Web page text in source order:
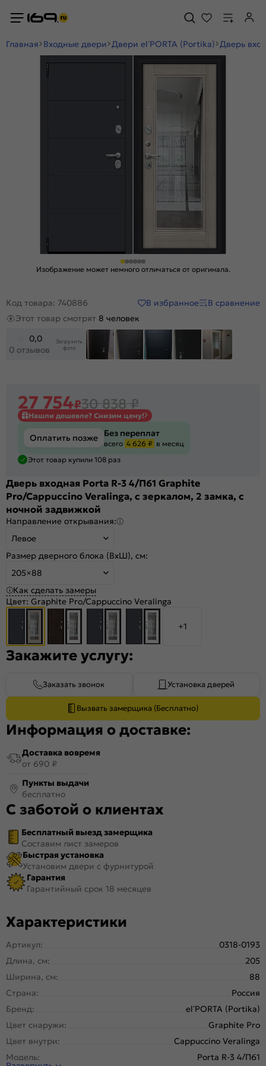
Главная Входные двери Двери el’PORTA (Portika) Дверь
Изображение может немного отличаться от оригинала.
Код товара: 740886 В избранное
В сравнение
Этот товар смотрят 8 человек
0,0
0 отзывов
Загрузить
фото
27 754₽30 838₽
Нашли дешевле? Снизим цену!
Оплатить позже Без переплат
всего 4 626 ₽ в месяц
Этот товар купили 108 раз
Дверь входная Porta R-3 4/П61 Graphite
Pro/Cappuccino Veralinga, с зеркалом, 2 замка, с
ночной задвижкой
Направление открывания:
Левое
Размер дверного блока (ВхШ), см:
205×88
Как сделать замеры
Цвет: Graphite Pro/Cappuccino Veralinga
+1
Закажите услугу:
Заказать звонок Установка дверей
Вызвать замерщика (Бесплатно)
Информация о доставке:
Доставка вовремя
от 690 ₽
Пункты выдачи
бесплатно
С заботой о клиентах
Бесплатный выезд замерщика
Составим лист замеров
Быстрая установка
Установим двери с фурнитурой
Гарантия
Гарантийный срок 18 месяцев
Характеристики
Артикул:
0318-0193
Длина, см:
205
Ширина, см:
88
Страна:
Россия
Бренд:
el’PORTA (Portika)
Цвет снаружи:
Graphite Pro
Цвет внутри:
Cappuccino Veralinga
Модель:
Porta R-3 4/П61